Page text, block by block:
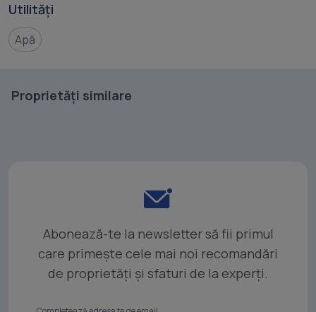
Utilități
Apă
Proprietăți similare
Abonează-te la newsletter să fii primul
care primește cele mai noi recomandări
de proprietăți și sfaturi de la experți.